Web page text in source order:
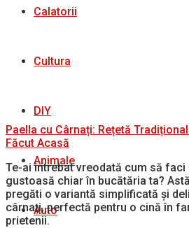
Calatorii
Cultura
DIY
Animale
Auto
Paella cu Cârnați: Rețetă
Făcut Acasă
Te-ai întrebat vreodată cum să faci
gustoasă chiar în bucătăria ta?
pregăti o variantă simplificată și
cârnați, perfectă pentru o cină în
prietenii.